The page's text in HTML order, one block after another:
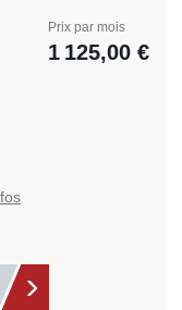
Prix par mois
1 125,00 €